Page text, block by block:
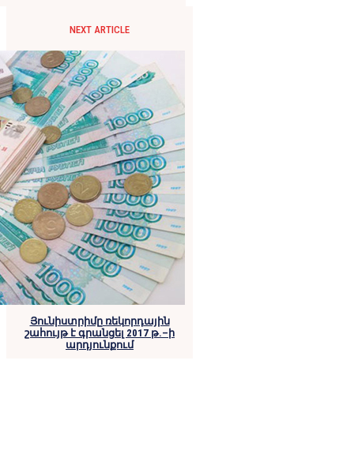
NEXT ARTICLE
Յունիստրիմը ռեկորդային
շահույթ է գրանցել 2017 թ.–ի
արդյունքում